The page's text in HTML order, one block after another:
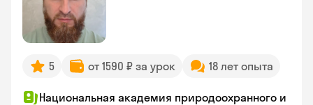
5 от 1590 ₽ за урок 18 лет опыта
Национальная академия природоохранного и